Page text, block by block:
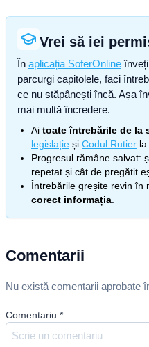
Vrei să iei
În aplicația SoferOnline
parcurgi capitolele, faci
ce nu stăpânești încă. Așa
mai multă încredere.
Ai toate întrebările de la
legislație și Codul Rutier la
Progresul rămâne salvat:
repetat și cât de pregătit
Întrebările greșite revin în
corect informația
Comentarii
Nu există comentarii aprobate
Comentariu *